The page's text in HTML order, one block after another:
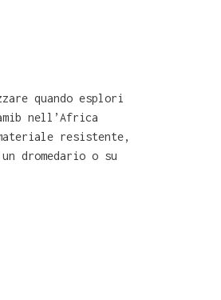
quando esplori
nell’Africa
resistente,
dromedario o su